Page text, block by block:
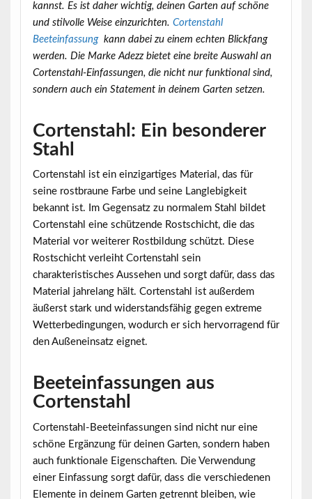
kannst. Es ist daher wichtig, deinen Garten auf schöne
und stilvolle Weise einzurichten. Cortenstahl
Beeteinfassung kann dabei zu einem echten Blickfang
werden. Die Marke Adezz bietet eine breite Auswahl an
Cortenstahl-Einfassungen, die nicht nur funktional sind,
sondern auch ein Statement in deinem Garten setzen.
Cortenstahl: Ein besonderer
Stahl
Cortenstahl ist ein einzigartiges Material, das für
seine rostbraune Farbe und seine Langlebigkeit
bekannt ist. Im Gegensatz zu normalem Stahl bildet
Cortenstahl eine schützende Rostschicht, die das
Material vor weiterer Rostbildung schützt. Diese
Rostschicht verleiht Cortenstahl sein
charakteristisches Aussehen und sorgt dafür, dass das
Material jahrelang hält. Cortenstahl ist außerdem
äußerst stark und widerstandsfähig gegen extreme
Wetterbedingungen, wodurch er sich hervorragend für
den Außeneinsatz eignet.
Beeteinfassungen aus
Cortenstahl
Cortenstahl-Beeteinfassungen sind nicht nur eine
schöne Ergänzung für deinen Garten, sondern haben
auch funktionale Eigenschaften. Die Verwendung
einer Einfassung sorgt dafür, dass die verschiedenen
Elemente in deinem Garten getrennt bleiben, wie